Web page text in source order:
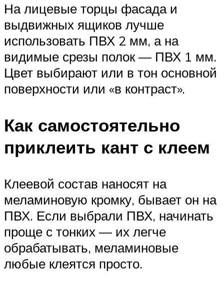
На лицевые торцы фасада и
выдвижных ящиков лучше
использовать ПВХ 2 мм, а на
видимые срезы полок — ПВХ 1 мм.
Цвет выбирают или в тон основной
поверхности или «в контраст».
Как самостоятельно
приклеить кант с клеем
Клеевой состав наносят на
меламиновую кромку, бывает он на
ПВХ. Если выбрали ПВХ, начинать
проще с тонких — их легче
обрабатывать, меламиновые
любые клеятся просто.